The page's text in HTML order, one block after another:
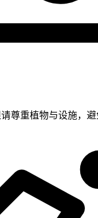
尊重植物与设施，避